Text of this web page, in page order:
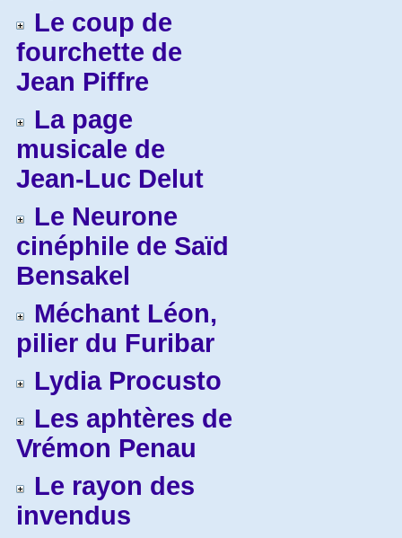
Le coup de
fourchette de
Jean Piffre
La page
musicale de
Jean-Luc Delut
Le Neurone
cinéphile de Saïd
Bensakel
Méchant Léon,
pilier du Furibar
Lydia Procusto
Les aphtères de
Vrémon Penau
Le rayon des
invendus